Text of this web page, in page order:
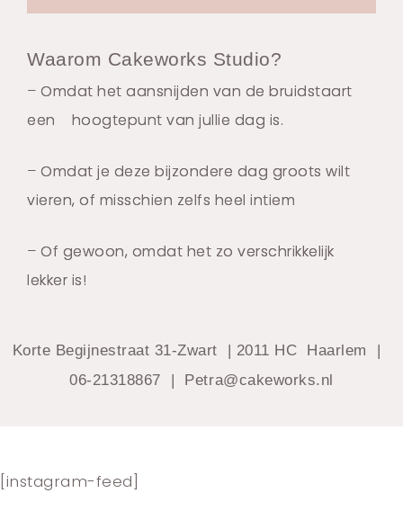
Waarom Cakeworks Studio?
– Omdat het aansnijden van de bruidstaart
een hoogtepunt van jullie dag is.
– Omdat je deze bijzondere dag groots wilt
vieren, of misschien zelfs heel intiem
– Of gewoon, omdat het zo verschrikkelijk
lekker is!
Korte Begijnestraat 31-Zwart | 2011 HC Haarlem |
06-21318867 | Petra@cakeworks.nl
[instagram-feed]